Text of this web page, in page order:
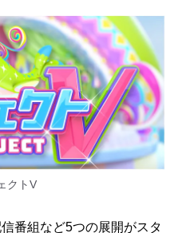
クトV
番組など5つの展開がスタ